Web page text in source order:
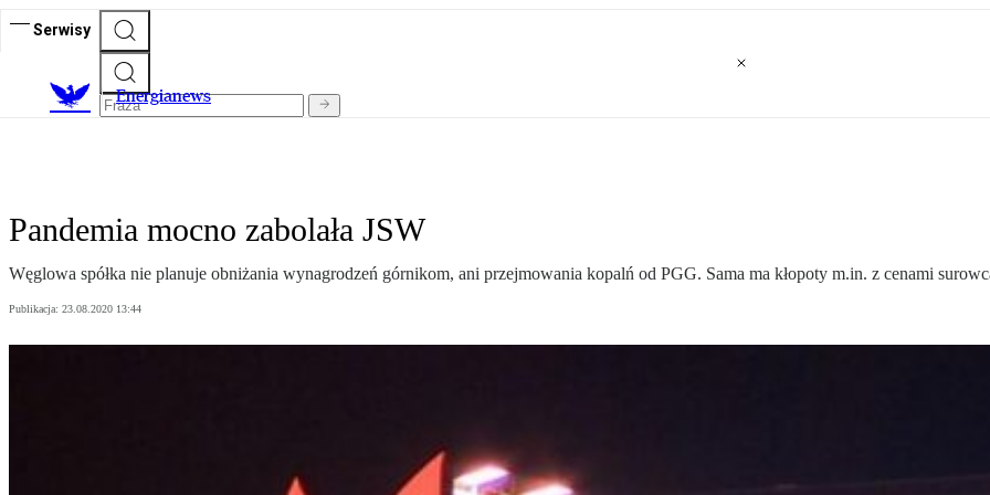
Serwisy
Energianews
Pandemia mocno zabolała JSW
Węglowa spółka nie planuje obniżania wynagrodzeń górnikom, ani przejmowania kopalń od PGG. Sama ma kłopoty m.in. z cenami
Publikacja: 23.08.2020 13:44